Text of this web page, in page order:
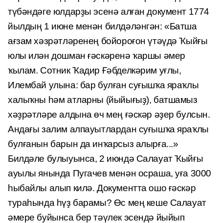
түбәндәге юлдарҙы эсенә алған документ 1774
йылдың 1 июне менән билдәләнгән: «Батша
ағзам хәзрәтләренең бойороғон үтәүдә Ҡыйғы
юлы илән дошман ғәскәренә ҡаршы әмер
ҡылам. Сотник Ҡадир Ғәбделкәрим уғлы,
Илембай улына: бар булған суғышҡа яраҡлы
халыҡны һәм атларны (йыйы­ғыҙ), батшамыз
хәҙрәтләре алдына өч мең ғәскәр әҙер булсын.
Андағы залим алпауытлардан суғышҡа яраҡлы
булғанын барын да инҡарсыз алыр­ға...»
Билдәле булыуынса, 2 июндә Салауат Ҡыйғы
ауылы янында Пугачев менән осраша, уға 3000
һыбайлы алып килә. Документта ошо ғәскәр
тура­һында һүҙ барамы? Өс мең кеше Салауат
әмере буйынса бер тәүлек эсендә йыйып